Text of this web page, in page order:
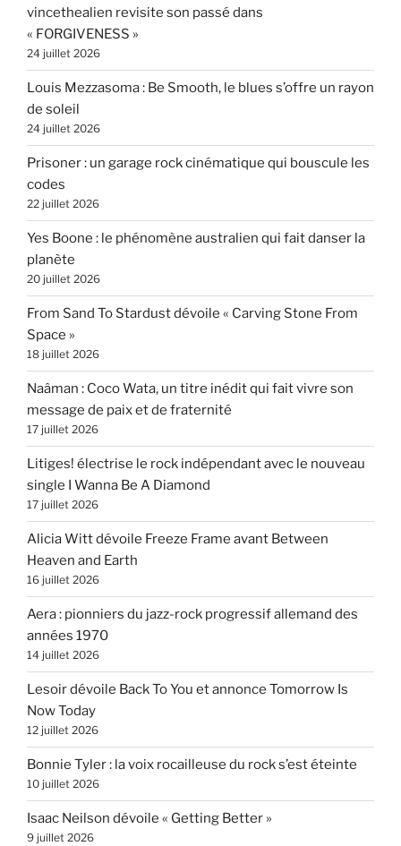
vincethealien revisite son passé dans
« FORGIVENESS »
24 juillet 2026
Louis Mezzasoma : Be Smooth, le blues s’offre un rayon
de soleil
24 juillet 2026
Prisoner : un garage rock cinématique qui bouscule les
codes
22 juillet 2026
Yes Boone : le phénomène australien qui fait danser la
planète
20 juillet 2026
From Sand To Stardust dévoile « Carving Stone From
Space »
18 juillet 2026
Naâman : Coco Wata, un titre inédit qui fait vivre son
message de paix et de fraternité
17 juillet 2026
Litiges! électrise le rock indépendant avec le nouveau
single I Wanna Be A Diamond
17 juillet 2026
Alicia Witt dévoile Freeze Frame avant Between
Heaven and Earth
16 juillet 2026
Aera : pionniers du jazz-rock progressif allemand des
années 1970
14 juillet 2026
Lesoir dévoile Back To You et annonce Tomorrow Is
Now Today
12 juillet 2026
Bonnie Tyler : la voix rocailleuse du rock s’est éteinte
10 juillet 2026
Isaac Neilson dévoile « Getting Better »
9 juillet 2026